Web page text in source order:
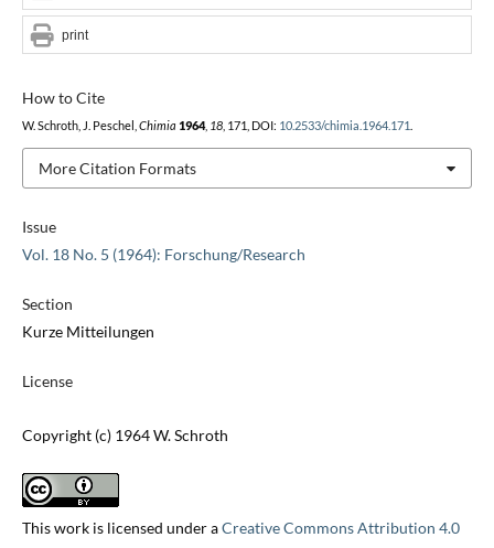
Issue
Vol. 18 No. 5 (1964): Forschung/Research
Section
Kurze Mitteilungen
License
Copyright (c) 1964 W. Schroth
This work is licensed under aCreative Commons Attribution 4.0
How to Cite
W. Schroth, J. Peschel, Chimia 1964, 18, 171, DOI: 10.2533/chimia.1964.171
More Citation Formats
print